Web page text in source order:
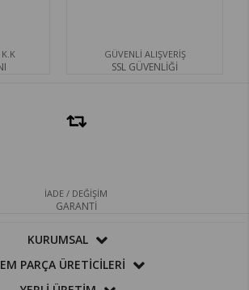
GÜVENLİ ALIŞVERİŞ
SSL GÜVENLİĞİ
İADE / DEĞİŞİM
GARANTİ
KURUMSAL
PARÇA ÜRETİCİLERİ